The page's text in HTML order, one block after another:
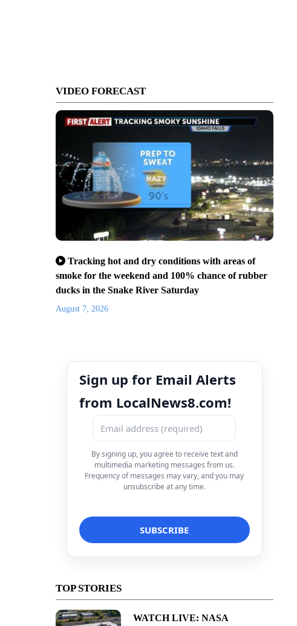
VIDEO FORECAST
Tracking hot and dry conditions with areas of
smoke for the weekend and 100% chance of rubber
ducks in the Snake River Saturday
August 7, 2026
Sign up for Email Alerts
from LocalNews8.com!
By signing up, you agree to receive text and
multimedia marketing messages from us.
Frequency of messages may vary, and you may
unsubscribe at any time.
TOP STORIES
WATCH LIVE: NASA